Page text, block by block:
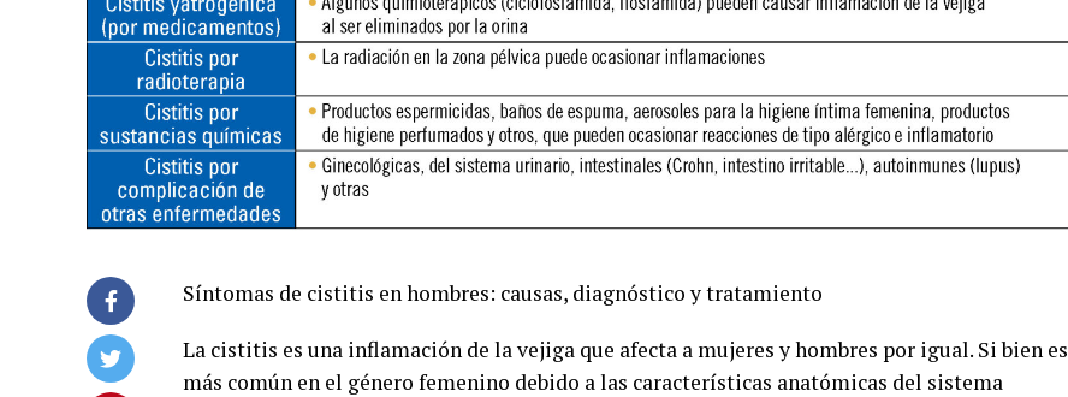
Síntomas de cistitis en hombres: causas, diagnóstico y tratamiento
La cistitis es una inflamación de la vejiga que afecta a mujeres y hombres por igual. Si bien es
más común en el género femenino debido a las características anatómicas del sistema